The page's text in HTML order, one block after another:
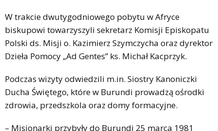
W trakcie dwutygodniowego pobytu w Afryce
biskupowi towarzyszyli sekretarz Komisji Episkopatu
Polski ds. Misji o. Kazimierz Szymczycha oraz dyrektor
Dzieła Pomocy „Ad Gentes” ks. Michał Kacprzyk.
Podczas wizyty odwiedzili m.in. Siostry Kanoniczki
Ducha Świętego, które w Burundi prowadzą ośrodki
zdrowia, przedszkola oraz domy formacyjne.
– Misjonarki przybyły do Burundi 25 marca 1981